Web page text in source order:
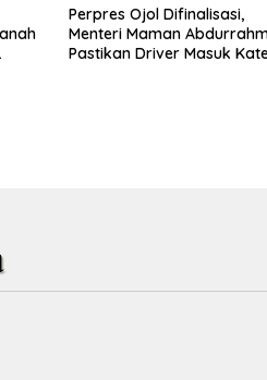
Perpres Ojol Difinalisasi,
Menteri Maman
Pastikan Driver Masuk